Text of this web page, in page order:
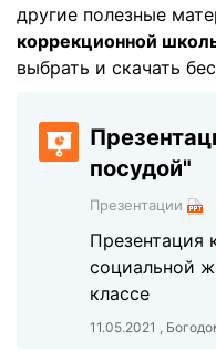
другие полезные
коррекционной
выбрать и скачать
посудой"
Презентации
Презентация
социальной
классе
11.05.2021 ,